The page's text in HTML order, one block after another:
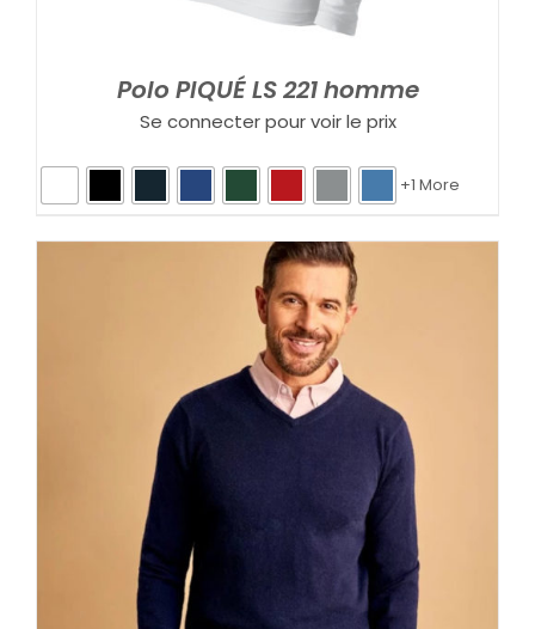
Polo PIQUÉ LS 221 homme
Se connecter pour voir le prix
+1 More